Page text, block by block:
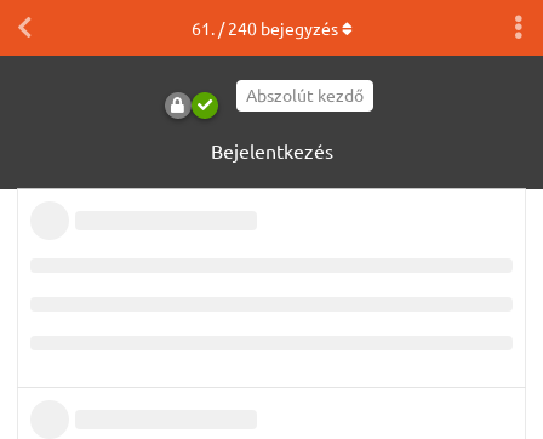
Abszolút kezdő
Bejelentkezés
61. /240bejegyzés